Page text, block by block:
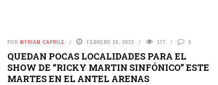
POR MYRIAM CAPRILE FEBRERO 26, 2023 177 0
QUEDAN POCAS LOCALIDADES PARA EL
SHOW DE “RICKY MARTIN SINFÓNICO” ESTE
MARTES EN EL ANTEL ARENAS